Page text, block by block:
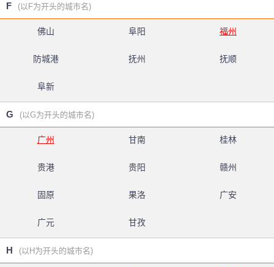
F (以F为开头的城市名)
佛山 阜阳 福州
防城港 抚州 抚顺
阜新
G (以G为开头的城市名)
广州 甘南 桂林
贵港 贵阳 赣州
固原 果洛 广安
广元 甘孜
H (以H为开头的城市名)